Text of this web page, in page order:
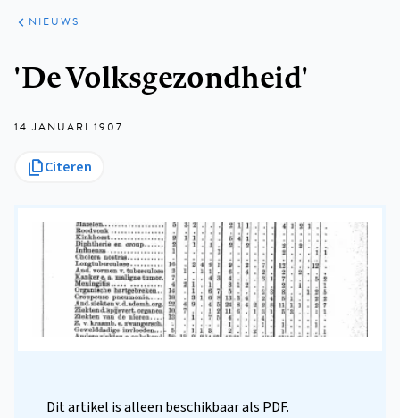
ARTIKELEN
HET
KORT
NIEUWS
'De Volksgezondheid'
14 JANUARI 1907
Citeren
Dit artikel is alleen beschikbaar als PDF.